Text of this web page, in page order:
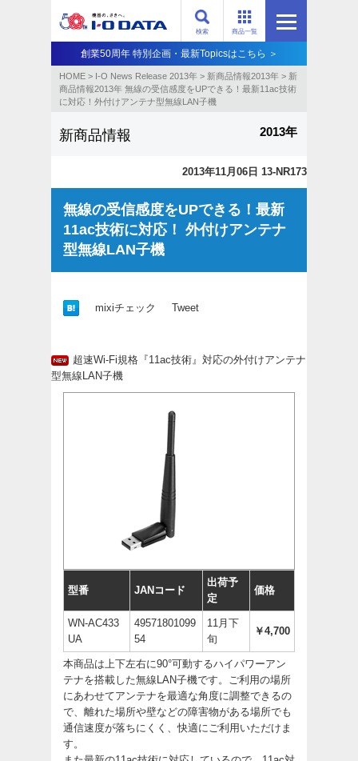
商品一覧
検索
創業50周年 特別企画・最新Topicsはこちら ＞
HOME > I-O News Release 2013年 > 新商品情報2013年 > 新
商品情報2013年 無線の受信感度をUPできる！最新11ac技術
に対応！外付けアンテナ型無線LAN子機
新商品情報 2013年
2013年11月06日 13-NR173
無線の受信感度をUPできる！最新
11ac技術に対応！ 外付けアンテナ
型無線LAN子機
mixiチェック Tweet
超速Wi-Fi規格『11ac技術』対応の外付けアンテナ
型無線LAN子機
型番 JANコード
出荷予
定
価格
WN-AC433
UA
49571801099
54
11月下
旬
￥4,700
本商品は上下左右に90°可動するハイパワーアン
テナを搭載した無線LAN子機です。ご利用の場所
にあわせてアンテナを最適な角度に調整できるの
で、離れた場所や壁などの障害物がある場所でも
通信速度が落ちにくく、快適にご利用いただけま
す。